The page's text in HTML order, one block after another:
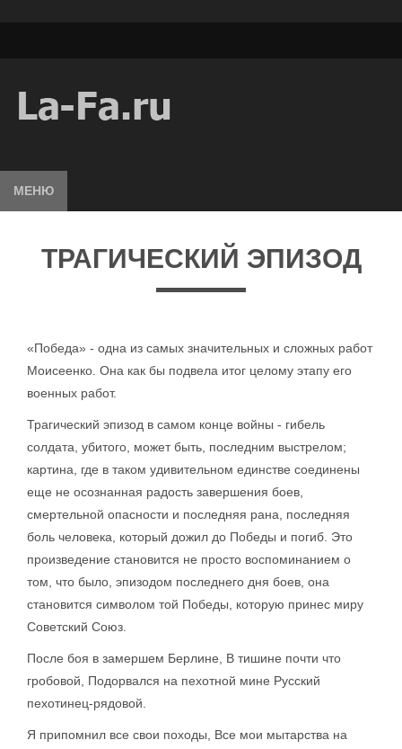
МЕНЮ
ТРАГИЧЕСКИЙ ЭПИЗОД
«Победа» - одна из самых значительных и сложных работ
Моисеенко. Она как бы подвела итог целому этапу его
военных работ.
Трагический эпизод в самом конце войны - гибель
солдата, убитого, может быть, последним выстрелом;
картина, где в таком удивительном единстве соединены
еще не осознанная радость завершения боев,
смертельной опасности и последняя рана, последняя
боль человека, который дожил до Победы и погиб. Это
произведение становится не просто воспоминанием о
том, что было, эпизодом последнего дня боев, она
становится символом той Победы, которую принес миру
Советский Союз.
После боя в замершем Берлине, В тишине почти что
гробовой, Подорвался на пехотной мине Русский
пехотинец-рядовой.
Я припомнил все свои походы, Все мои мытарства на